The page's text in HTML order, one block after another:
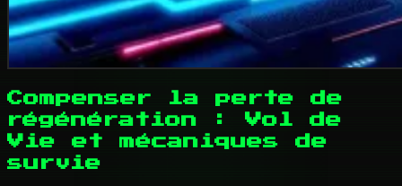
Compenser la perte de
régénération : Vol de
Vie et mécaniques de
survie